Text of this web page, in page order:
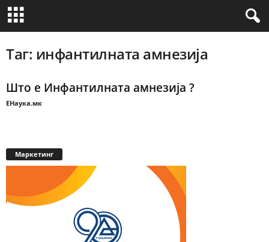
Таг: инфантилната амнезија
Што е Инфантилната амнезија ?
ЕНаука.мк
Маркетинг